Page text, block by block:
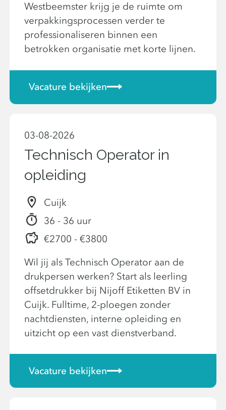
Westbeemster krijg je de ruimte om
verpakkingsprocessen verder te
professionaliseren binnen een
betrokken organisatie met korte lijnen.
Vacature bekijken
03-08-2026
Technisch Operator in
opleiding
Cuijk
36 - 36 uur
€2700 - €3800
Wil jij als Technisch Operator aan de
drukpersen werken? Start als leerling
offsetdrukker bij Nijoff Etiketten BV in
Cuijk. Fulltime, 2-ploegen zonder
nachtdiensten, interne opleiding en
uitzicht op een vast dienstverband.
Vacature bekijken